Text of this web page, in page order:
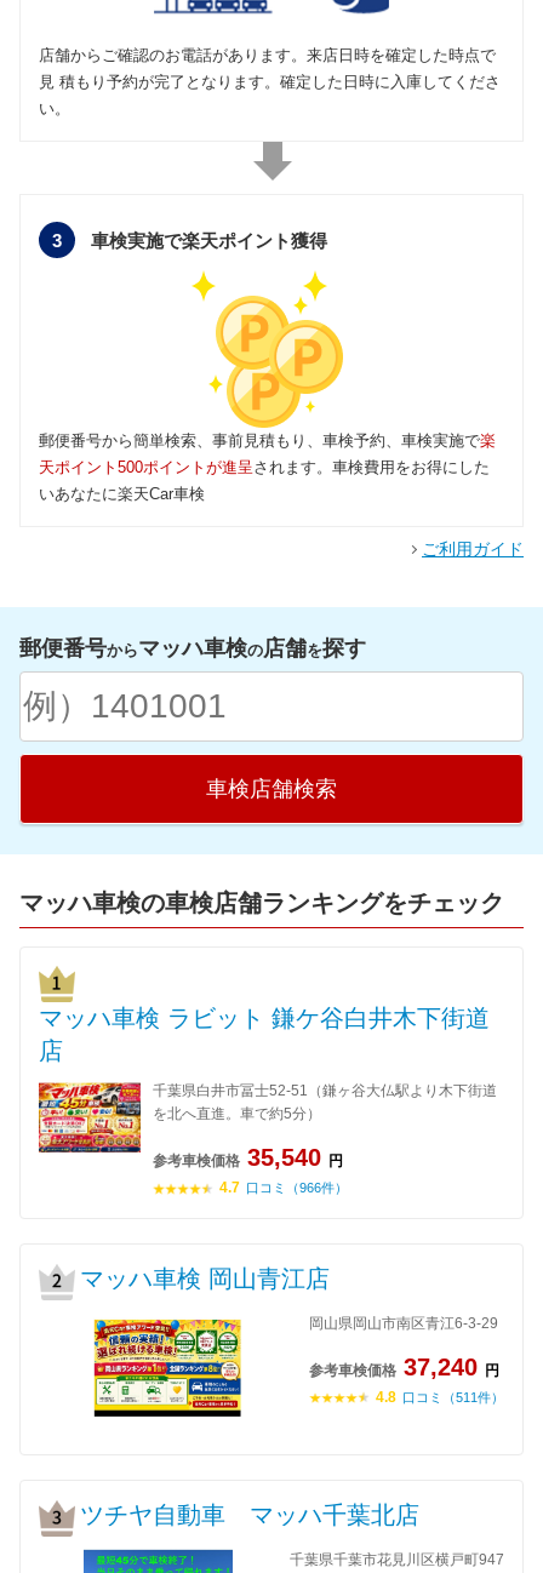
店舗からご確認のお電話があります。来店日時を確定した時点で
見 積もり予約が完了となります。確定した日時に入庫してくださ
い。
3 車検実施で楽天ポイント獲得
郵便番号から簡単検索、事前見積もり、車検予約、車検実施で楽
天ポイント500ポイントが進呈されます。車検費用をお得にした
いあなたに楽天Car車検
ご利用ガイド
郵便番号からマッハ車検の店舗を探す
車検店舗検索
マッハ車検の車検店舗ランキングをチェック
マッハ車検 ラビット 鎌ケ谷白井木下街道
店
千葉県白井市冨士52-51（鎌ヶ谷大仏駅より木下街道
を北へ直進。車で約5分）
参考車検価格 35,540 円
4.7 口コミ（966件）
マッハ車検 岡山青江店
岡山県岡山市南区青江6-3-29
参考車検価格 37,240 円
4.8 口コミ（511件）
ツチヤ自動車 マッハ千葉北店
千葉県千葉市花見川区横戸町947